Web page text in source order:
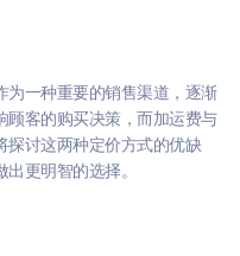
为一种重要的销售渠道，逐渐
顾客的购买决策，而加运费与
探讨这两种定价方式的优缺
更明智的选择。